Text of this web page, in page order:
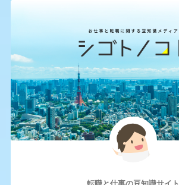
転職と仕事の豆知識サイト